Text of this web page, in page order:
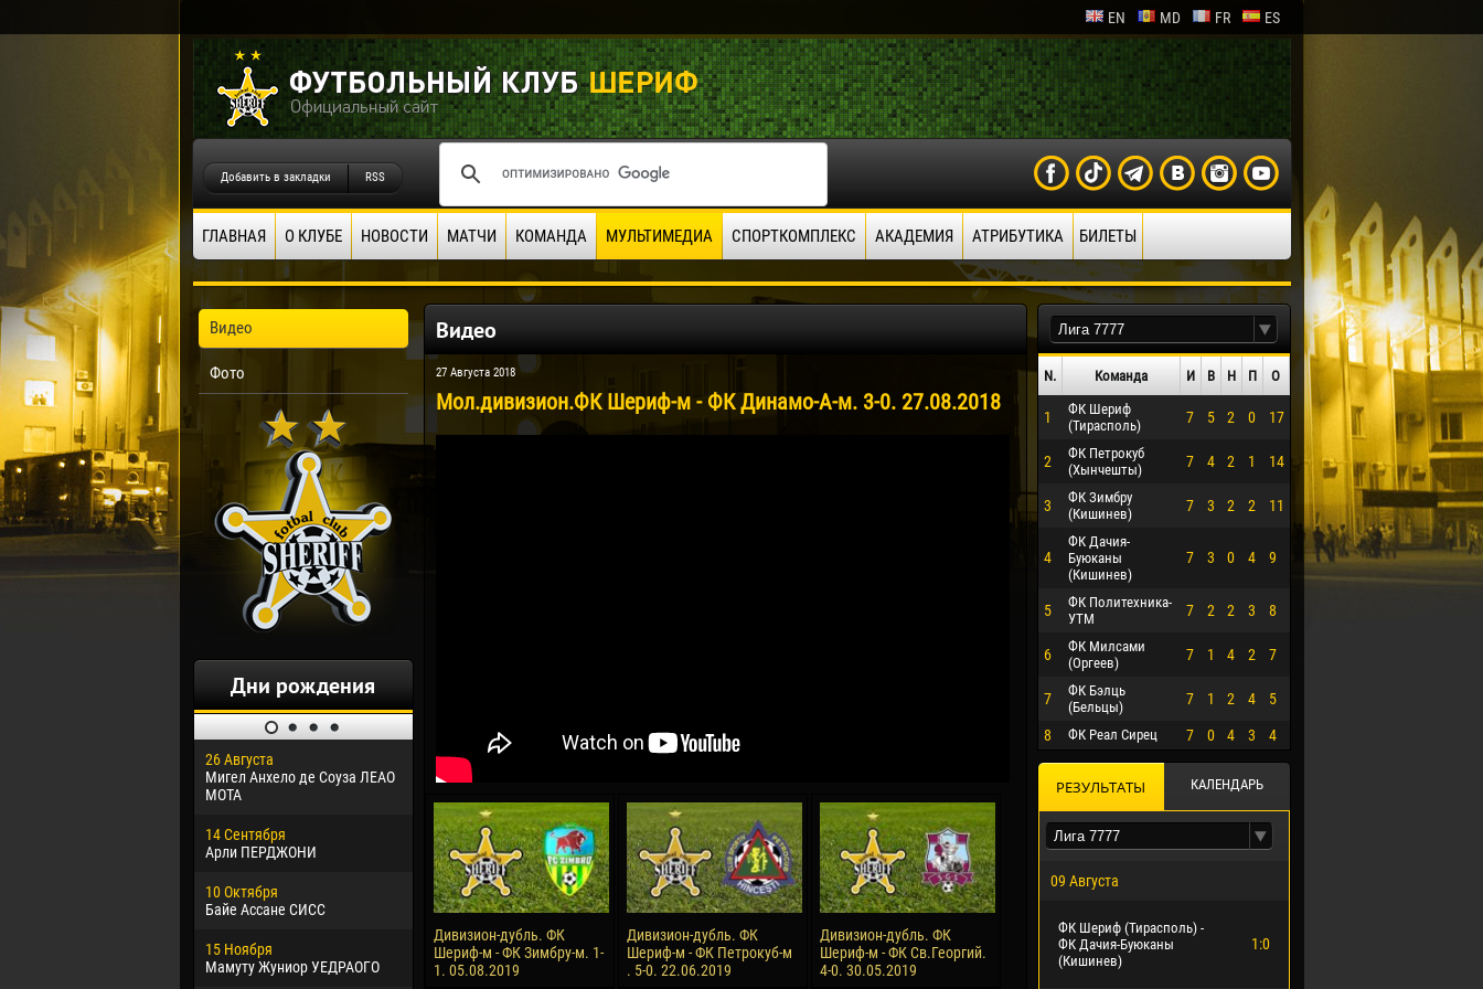
EN MD FR ES
Добавить в закладки RSS
ГЛАВНАЯ О КЛУБЕ НОВОСТИ МАТЧИ КОМАНДА МУЛЬТИМЕДИА СПОРТКОМПЛЕКС АКАДЕМИЯ АТРИБУТИКА БИЛЕТЫ
Видео
Фото
Дни рождения
26 Августа
Мигел Анхело де Соуза ЛЕАО
МОТА
14 Сентября
Арли ПЕРДЖОНИ
10 Октября
Байе Ассане СИСС
15 Ноября
Мамуту Жуниор УЕДРАОГО
30 Января
Дорасо Морео КЛАС
24 Февраля
Владислав КОСТИН
02 Марта
Вячеслав КОЗМА
09 Марта
Эммануэль АФЕТСЕ
04 Мая
13 Мая
Ренат ЖОСАН
24 Мая
Николай ЧЕБОТАРЬ
15 Июня
Конан Жорес-Ульрих ЛУКУ
21 Июля
Эмиль ТЫМБУР
24 Июля
Михаил КОРОТКОВ
27 Июля
Владимир ФРАТЯ
Видео
27 Августа 2018
Мол.дивизион.ФК Шериф-м - ФК Динамо-А-м. 3-0. 27.08.2018
Дивизион-дубль. ФК
Шериф-м - ФК Зимбру-м. 1-
1. 05.08.2019
Дивизион-дубль. ФК
Шериф-м - ФК Петрокуб-м
. 5-0. 22.06.2019
Дивизион-дубль. ФК
Шериф-м - ФК Св.Георгий.
4-0. 30.05.2019
N. Команда И В Н П О
1
ФК Шериф
(Тирасполь)
7 5 2 0 17
2
ФК Петрокуб
(Хынчешты)
7 4 2 1 14
3
ФК Зимбру
(Кишинев)
7 3 2 2 11
4
ФК Дачия-
Буюканы
(Кишинев)
7 3 0 4 9
5
ФК Политехника-
УТМ
7 2 2 3 8
6
ФК Милсами
(Оргеев)
7 1 4 2 7
7
ФК Бэлць
(Бельцы)
7 1 2 4 5
8 ФК Реал Сирец 7 0 4 3 4
РЕЗУЛЬТАТЫ КАЛЕНДАРЬ
09 Августа
ФК Шериф (Тирасполь) -
ФК Дачия-Буюканы
(Кишинев)
1:0